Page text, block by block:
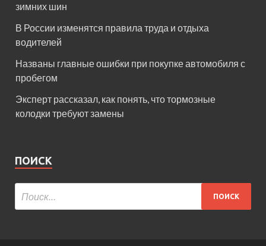
зимних шин
В России изменятся правила труда и отдыха
водителей
Названы главные ошибки при покупке автомобиля с
пробегом
Эксперт рассказал, как понять, что тормозные
колодки требуют замены
ПОИСК